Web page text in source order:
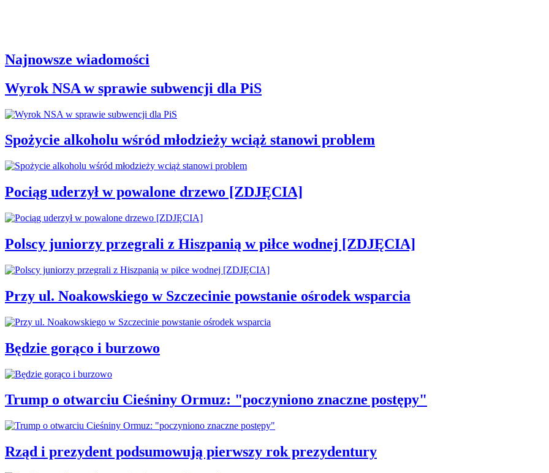
Najnowsze wiadomości
Wyrok NSA w sprawie subwencji dla PiS
Spożycie alkoholu wśród młodzieży wciąż stanowi problem
Pociąg uderzył w powalone drzewo [ZDJĘCIA]
Polscy juniorzy przegrali z Hiszpanią w piłce wodnej [ZDJĘCIA]
Przy ul. Noakowskiego w Szczecinie powstanie ośrodek wsparcia
Będzie gorąco i burzowo
Trump o otwarciu Cieśniny Ormuz: "poczyniono znaczne postępy"
Rząd i prezydent podsumowują pierwszy rok prezydentury